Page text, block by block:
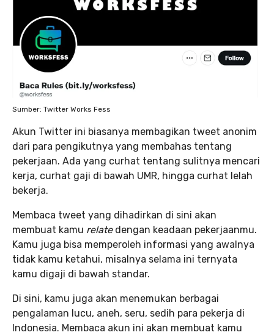
Sumber: Twitter Works Fess
Akun Twitter ini biasanya membagikan tweet anonim
dari para pengikutnya yang membahas tentang
pekerjaan. Ada yang curhat tentang sulitnya mencari
kerja, curhat gaji di bawah UMR, hingga curhat lelah
bekerja.
Membaca tweet yang dihadirkan di sini akan
membuat kamu relatedengan keadaan pekerjaanmu.
Kamu juga bisa memperoleh informasi yang awalnya
tidak kamu ketahui, misalnya selama ini ternyata
kamu digaji di bawah standar.
Di sini, kamu juga akan menemukan berbagai
pengalaman lucu, aneh, seru, sedih para pekerja di
Indonesia. Membaca akun ini akan membuat kamu